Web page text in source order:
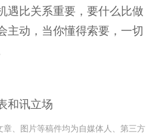
遇比关系重要，要什么比做
主动，当你懂得索要，一切
讯立场
章、图片等稿件均为自媒体人、第三方